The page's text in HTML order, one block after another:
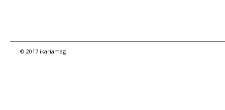
© 2017 ikariamag